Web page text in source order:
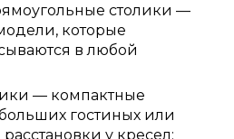
столики —
которые
в любой
— компактные
гостиных или
у кресел;